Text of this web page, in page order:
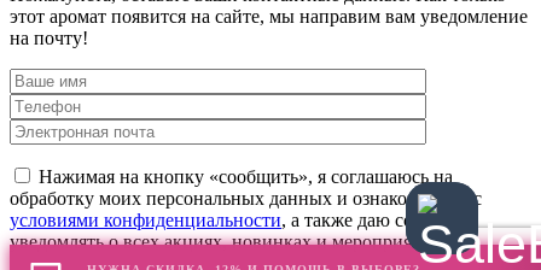
этот аромат появится на сайте, мы направим вам уведомление
на почту!
Нажимая на кнопку «сообщить», я соглашаюсь на
обработку моих персональных данных и ознакомлен(а) с
условиями конфиденциальности, а также даю согласие
уведомлять о всех акциях, новинках и мероприятиях